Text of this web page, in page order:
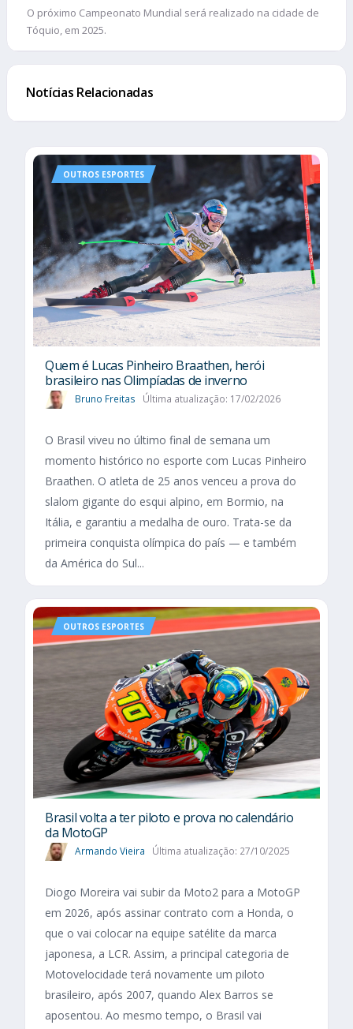
O próximo Campeonato Mundial será realizado na cidade de
Tóquio, em 2025.
Notícias Relacionadas
OUTROS ESPORTES
Quem é Lucas Pinheiro Braathen, herói
brasileiro nas Olimpíadas de inverno
Bruno Freitas Última atualização: 17/02/2026
O Brasil viveu no último final de semana um
momento histórico no esporte com Lucas Pinheiro
Braathen. O atleta de 25 anos venceu a prova do
slalom gigante do esqui alpino, em Bormio, na
Itália, e garantiu a medalha de ouro. Trata-se da
primeira conquista olímpica do país — e também
da América do Sul...
OUTROS ESPORTES
Brasil volta a ter piloto e prova no calendário
da MotoGP
Armando Vieira Última atualização: 27/10/2025
Diogo Moreira vai subir da Moto2 para a MotoGP
em 2026, após assinar contrato com a Honda, o
que o vai colocar na equipe satélite da marca
japonesa, a LCR. Assim, a principal categoria de
Motovelocidade terá novamente um piloto
brasileiro, após 2007, quando Alex Barros se
aposentou. Ao mesmo tempo, o Brasil vai